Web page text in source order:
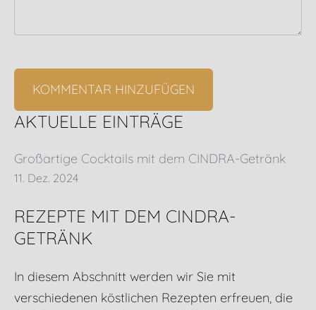
AKTUELLE EINTRÄGE
Großartige Cocktails mit dem CINDRA-Getränk
11. Dez. 2024
REZEPTE MIT DEM CINDRA-
GETRÄNK
In diesem Abschnitt werden wir Sie mit
verschiedenen köstlichen Rezepten erfreuen, die